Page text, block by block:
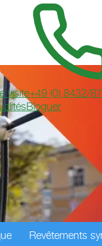
visite+49 (0) 8432/
Bloguer
Revêtements